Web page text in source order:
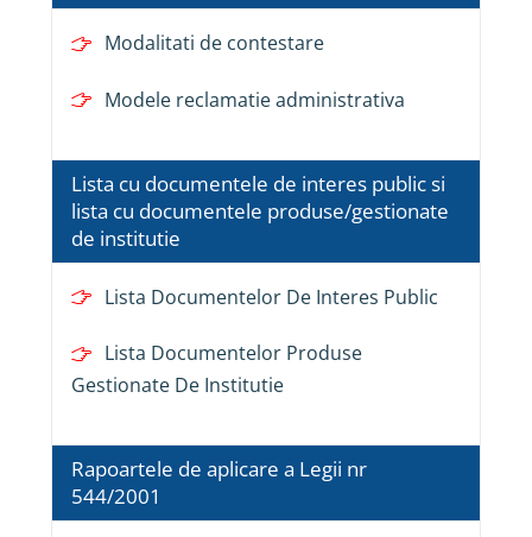
Modalitati de contestare
Modele reclamatie administrativa
Lista cu documentele de interes public si
lista cu documentele produse/gestionate
de institutie
Lista Documentelor De Interes Public
Lista Documentelor Produse
Gestionate De Institutie
Rapoartele de aplicare a Legii nr
544/2001